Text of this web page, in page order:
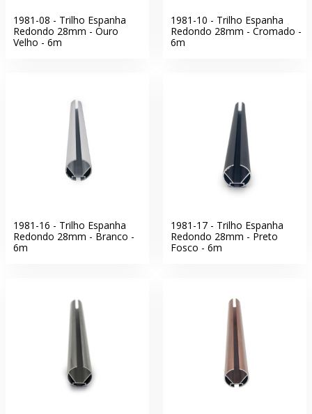
1981-08 - Trilho Espanha
Redondo 28mm - Ouro
Velho - 6m
1981-10 - Trilho Espanha
Redondo 28mm - Cromado -
6m
1981-16 - Trilho Espanha
Redondo 28mm - Branco -
6m
1981-17 - Trilho Espanha
Redondo 28mm - Preto
Fosco - 6m